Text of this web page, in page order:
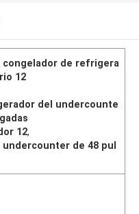
congelador de refrigera
12
del undercounte
12,
undercounter de 48 pul